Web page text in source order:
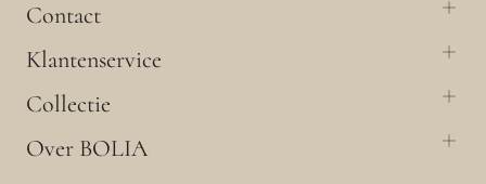
Contact
Klantenservice
Collectie
Over BOLIA